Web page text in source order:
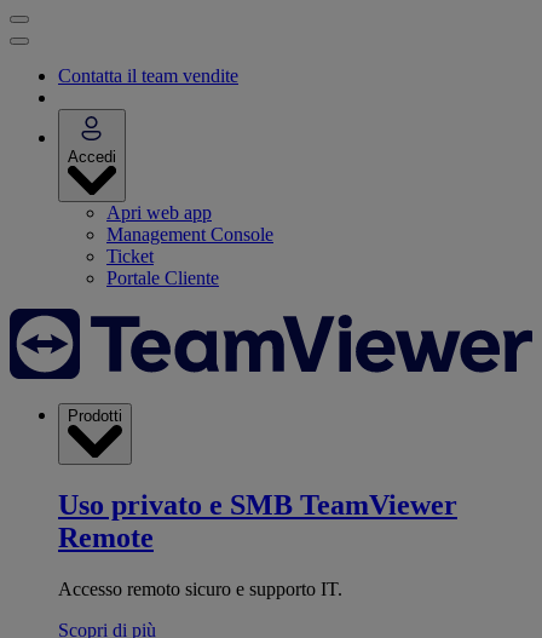
Contatta il team vendite
Accedi
Apri web app
Management Console
Ticket
Portale Cliente
Prodotti
Uso privato e SMB TeamViewer
Remote
Accesso remoto sicuro e supporto IT.
Scopri di più